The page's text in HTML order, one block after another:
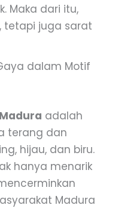
Maka dari itu,
tetapi juga sarat
dalam Motif
adalah
terang dan
hijau, dan biru.
hanya menarik
Madura